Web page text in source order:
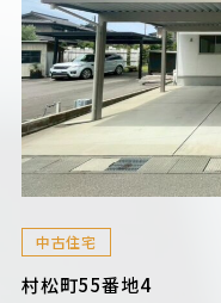
中古住宅
村松町55番地4